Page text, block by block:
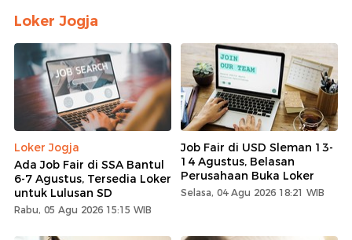
Loker Jogja
Loker Jogja
Ada Job Fair di SSA Bantul
6-7 Agustus, Tersedia Loker
untuk Lulusan SD
Rabu, 05 Agu 2026 15:15 WIB
Job Fair di USD Sleman 13-
14 Agustus, Belasan
Perusahaan Buka Loker
Selasa, 04 Agu 2026 18:21 WIB